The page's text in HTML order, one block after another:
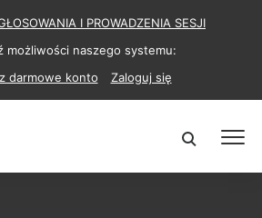
I PROWADZENIA SESJI
możliwości naszego systemu:
darmowe konto
Zaloguj się